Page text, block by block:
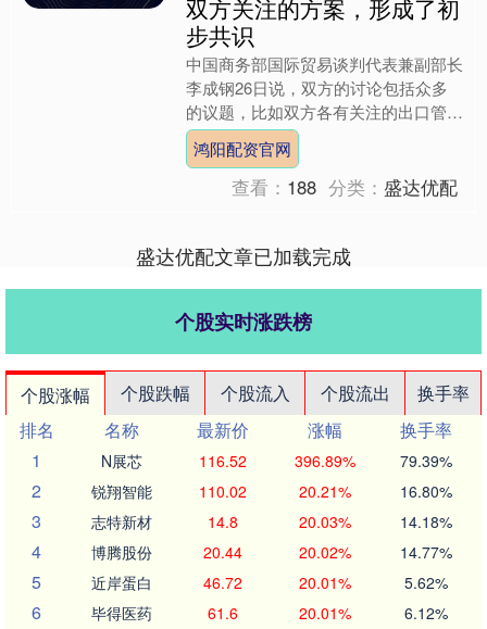
双方关注的方案，形成了初
步共识
中国商务部国际贸易谈判代表兼副部长
李成钢26日说，双方的讨论包括众多
的议题，比如双方各有关注的出口管制
议题，对等关税进一步延长暂停期问
题，芬太尼关税和芬太尼禁毒....
鸿阳配资官网
查看： 188 分类：盛达优配
盛达优配文章已加载完成
个股实时涨跌榜
个股涨幅 个股跌幅 个股流入 个股流出
换手率
排名
名称 最新价 涨幅
换手率
1
N展芯 116.52 396.89% 79.39%
2 锐翔智能 110.02 20.21% 16.80%
3 志特新材 14.8 20.03% 14.18%
4 博腾股份 20.44 20.02% 14.77%
5 近岸蛋白 46.72 20.01% 5.62%
6 毕得医药 61.6 20.01% 6.12%